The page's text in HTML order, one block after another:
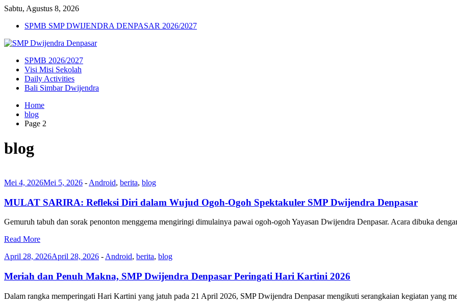
Sabtu, Agustus 8, 2026
SPMB SMP DWIJENDRA DENPASAR 2026/2027
SPMB 2026/2027
Visi Misi Sekolah
Daily Activities
Bali Simbar Dwijendra
Home
blog
Page 2
blog
Mei 4, 2026Mei 5, 2026 - Android, berita, blog
MULAT SARIRA: Refleksi Diri dalam Wujud Ogoh-Ogoh Spektakuler SMP Dwijendra Denpasar
Gemuruh tabuh dan sorak penonton menggema mengiringi dimulainya pawai ogoh-ogoh Yayasan Dwijendra Denpasar. Acara dibuka
Read More
April 28, 2026April 28, 2026 - Android, berita, blog
Meriah dan Penuh Makna, SMP Dwijendra Denpasar Peringati Hari Kartini 2026
Dalam rangka memperingati Hari Kartini yang jatuh pada 21 April 2026, SMP Dwijendra Denpasar mengikuti serangkaian kegiatan yang